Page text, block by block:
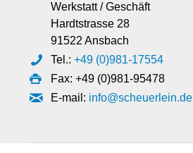
Werkstatt / Geschäft
Hardtstrasse 28
91522 Ansbach
Tel.: +49 (0)981-17554
Fax: +49 (0)981-95478
E-mail: info@scheuerlein.de